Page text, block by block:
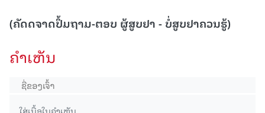
(ຄັດດຈາດປຶ້ມຖາມ-ຕອບ ຜູ້ສູບຢາ - ບໍ່ສູບຢາຄວນຮູ້)
ຄໍາເຫັນ